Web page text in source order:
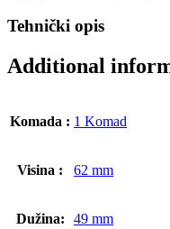
Tehnički opis
Additional
Komada : 1 Komad
Visina : 62 mm
Dužina: 49 mm